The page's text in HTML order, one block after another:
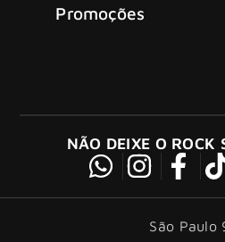
Promoções
NÃO DEIXE O ROCK
São Paulo